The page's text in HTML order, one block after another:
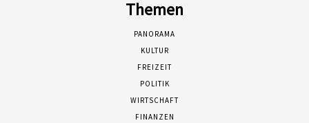
Themen
PANORAMA
KULTUR
FREIZEIT
POLITIK
WIRTSCHAFT
FINANZEN